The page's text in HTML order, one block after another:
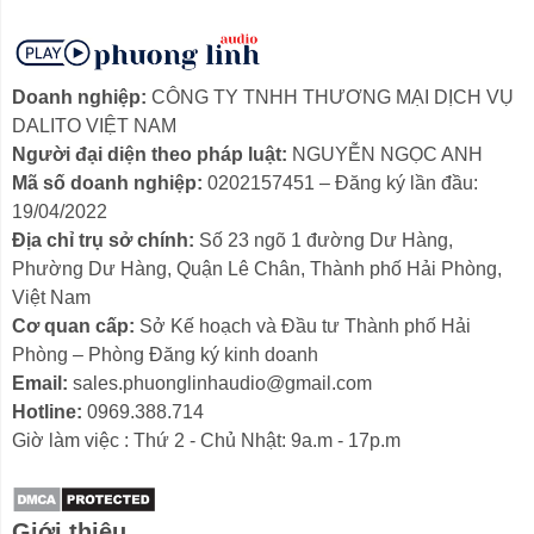
CHỐNG ỒN CHỦ ĐỘNG (ANC) KẾT HỢP
CHẾ ĐỘ XUYÊN ÂM
Chống ồn chủ động (ANC) tiên tiến:
dụng công nghệ ANC tiên tiến, giúp loại bỏ hiệu quả
tiếng ồn xung quanh như tiếng ồn giao thông, tiếng máy
móc văn phòng, tiếng ồn trong máy bay,... cho bạn tập
trung cao độ vào âm nhạc, công việc hay học tập mà
không bị gián đoạn.
Chế độ xuyên âm:
dễ dàng nghe được âm thanh xung quanh mà không
cần tháo tai nghe. Tính năng này giúp bạn vừa tận
hưởng âm nhạc, vừa trò chuyện với người khác hoặc
theo dõi thông báo quan trọng mà không bỏ lỡ bất cứ
điều gì.
Phụ kiện
Tai nghe
WH700NB
1 chiếc
Cáp USB-A to
1 chiếc
Sách HDSD Có
Doanh nghiệp: CÔNG TY TNHH THƯƠNG MẠI DỊCH VỤ
DALITO VIỆT NAM
Người đại diện theo pháp luật: NGUYỄN NGỌC ANH
Mã số doanh nghiệp: 0202157451 – Đăng ký lần đầu:
19/04/2022
Địa chỉ trụ sở chính: Số 23 ngõ 1 đường Dư Hàng,
Phường Dư Hàng, Quận Lê Chân, Thành phố Hải Phòng,
Việt Nam
Cơ quan cấp: Sở Kế hoạch và Đầu tư Thành phố Hải
Phòng – Phòng Đăng ký kinh doanh
Email: sales.phuonglinhaudio@gmail.com
Hotline: 0969.388.714
Giờ làm việc : Thứ 2 - Chủ Nhật: 9a.m - 17p.m